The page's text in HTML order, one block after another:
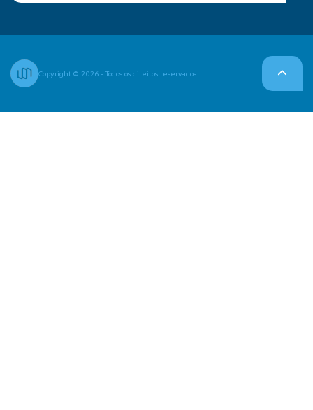
Copyright © 2026 - Todos os direitos reservados.